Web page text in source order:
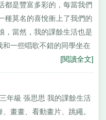
都是豐富多彩的，每當我們
種莫名的喜悅衝上了我們的
，當然，我的課餘生活也是
一些唱歌不錯的同學坐在
[閱讀全文]
年級 張思思 我的課餘生活
畫畫、看動畫片、跳繩。